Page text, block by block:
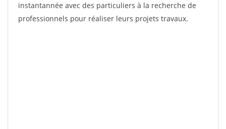
instantannée avec des particuliers à la recherche de
professionnels pour réaliser leurs projets travaux.